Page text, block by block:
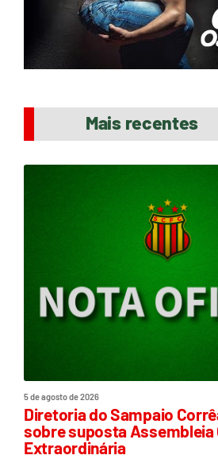
Mais recentes
5 de agosto de 2026
Diretoria do Sampaio
sobre suposta Assembleia
Extraordinária